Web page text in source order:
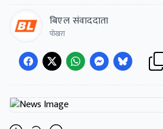
बिएल संवाददाता
पोखरा